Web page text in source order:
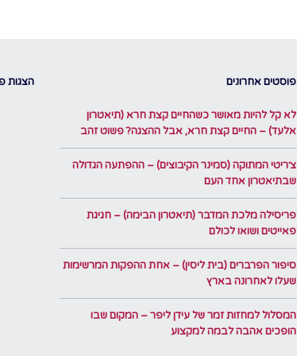
הצגות פוסטים אחרונים
לא קל להיות מאושר כשהחיים קצת חרא (תיאטרון
אלעד) – החיים קצת חרא, אבל ההצגה? פשוט זהב
צ׳ריטי המתוקה (סמינר הקיבוצים) – ההפתעה הגדולה
שבתיאטרון אחד העם
פריסילה מלכת המדבר (תיאטרון הבימה) – חגיגת
פאייטים ושואו לכולם
סיפור הפרברים (בית ליסין) – אחת ההפקות המרשימות
שעלו לאחרונה בארץ
המסלול למחזות זמר של עידן ליפר – המקום שבו
הופכים אהבה לבמה למקצוע